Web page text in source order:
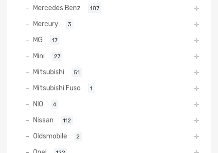
Mercedes Benz 187
Mercury 3
MG 17
Mini 27
Mitsubishi 51
Mitsubishi Fuso 1
NIO 4
Nissan 112
Oldsmobile 2